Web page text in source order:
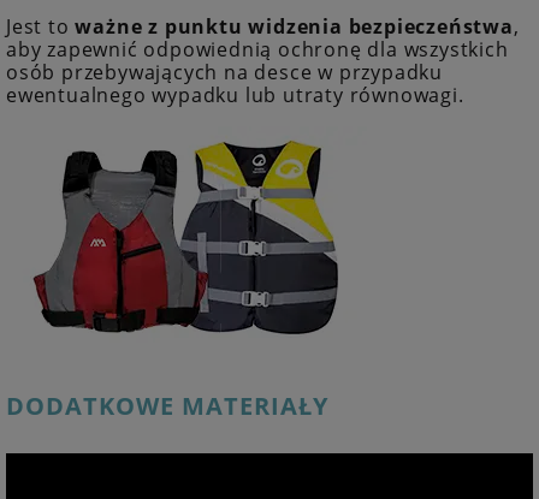
Jest toważne z punktu widzenia bezpieczeństwa,
aby zapewnić odpowiednią ochronę dla wszystkich
osób przebywających na desce w przypadku
ewentualnego wypadku lub utraty równowagi.
DODATKOWE MATERIAŁY